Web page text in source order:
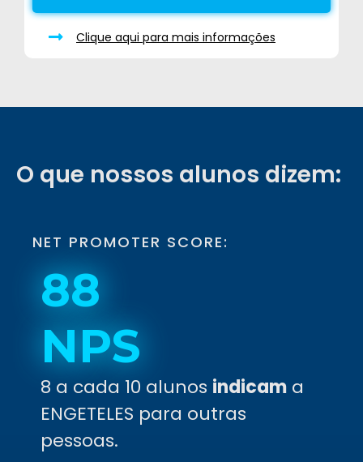
Clique aqui para mais informações
O que nossos alunos dizem:
NET PROMOTER SCORE:
88
NPS
8 a cada 10 alunos indicam a
ENGETELES para outras
pessoas.